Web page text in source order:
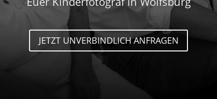
JETZT UNVERBINDLICH ANFRAGEN